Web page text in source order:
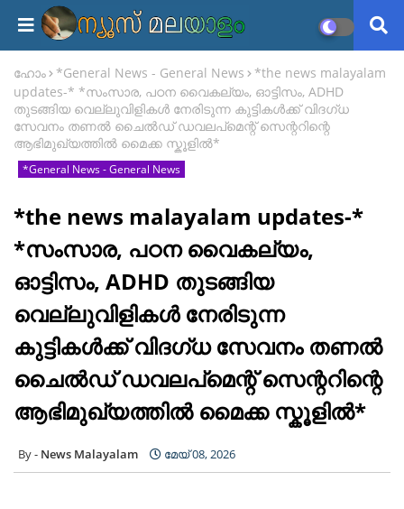
ഹോം *General News - General News
*the news malayalam
updates-* *സംസാര, പഠന വൈകല്യം, ഓട്ടിസം, ADHD
തുടങ്ങിയ വെല്ലുവിളികൾ നേരിടുന്ന കുട്ടികൾക്ക് വിദഗ്ധ
സേവനം തണൽ ചൈൽഡ് ഡവലപ്മെന്റ് സെന്ററിന്റെ
ആഭിമുഖ്യത്തിൽ മൈക്ക സ്കൂളിൽ*
*General News - General News
*the news malayalam updates-*
*സംസാര, പഠന വൈകല്യം,
ഓട്ടിസം, ADHD തുടങ്ങിയ
വെല്ലുവിളികൾ നേരിടുന്ന
കുട്ടികൾക്ക് വിദഗ്ധ സേവനം തണൽ
ചൈൽഡ് ഡവലപ്മെന്റ് സെന്ററിന്റെ
ആഭിമുഖ്യത്തിൽ മൈക്ക സ്കൂളിൽ*
News Malayalam മേയ് 08, 2026